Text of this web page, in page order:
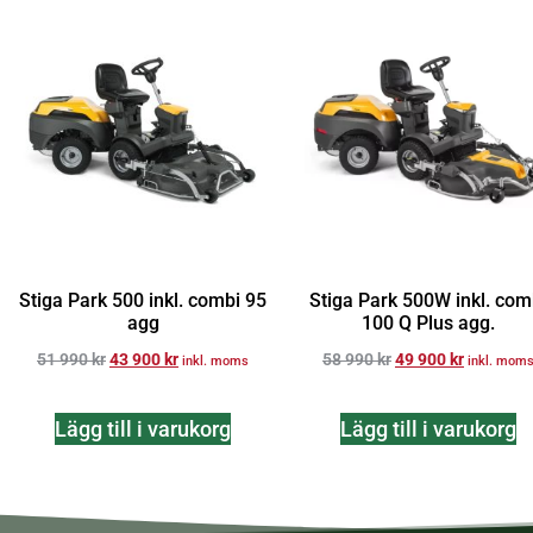
Stiga Park 500 inkl. combi 95
agg
51 990kr43 900 kr inkl. moms
Lägg till i varukorg
Stiga Park 500W inkl.
100 Q Plus agg.
58 990kr49 900 kr inkl. moms
Lägg till i varukorg